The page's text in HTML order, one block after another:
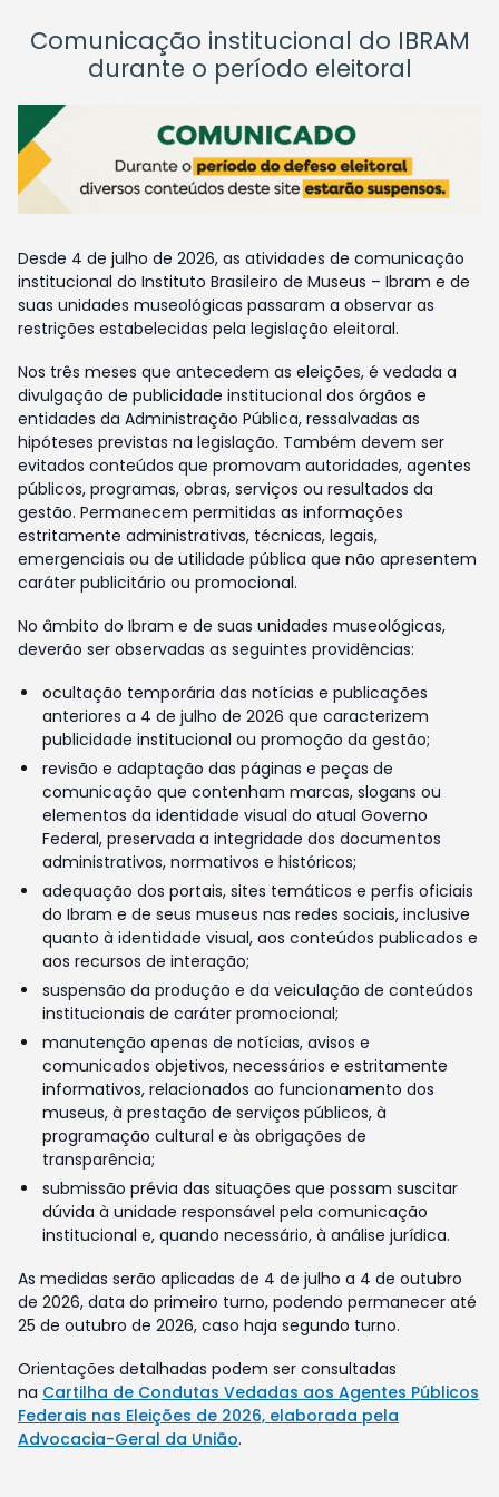
Comunicação institucional do IBRAM
durante o período eleitoral
Desde 4 de julho de 2026, as atividades de comunicação
institucional do Instituto Brasileiro de Museus – Ibram e de
suas unidades museológicas passaram a observar as
restrições estabelecidas pela legislação eleitoral.
Nos três meses que antecedem as eleições, é vedada a
divulgação de publicidade institucional dos órgãos e
entidades da Administração Pública, ressalvadas as
hipóteses previstas na legislação. Também devem ser
evitados conteúdos que promovam autoridades, agentes
públicos, programas, obras, serviços ou resultados da
gestão. Permanecem permitidas as informações
estritamente administrativas, técnicas, legais,
emergenciais ou de utilidade pública que não apresentem
caráter publicitário ou promocional.
No âmbito do Ibram e de suas unidades museológicas,
deverão ser observadas as seguintes providências:
ocultação temporária das notícias e publicações
anteriores a 4 de julho de 2026 que caracterizem
publicidade institucional ou promoção da gestão;
revisão e adaptação das páginas e peças de
comunicação que contenham marcas, slogans ou
elementos da identidade visual do atual Governo
Federal, preservada a integridade dos documentos
administrativos, normativos e históricos;
adequação dos portais, sites temáticos e perfis oficiais
do Ibram e de seus museus nas redes sociais, inclusive
quanto à identidade visual, aos conteúdos publicados e
aos recursos de interação;
suspensão da produção e da veiculação de conteúdos
institucionais de caráter promocional;
manutenção apenas de notícias, avisos e
comunicados objetivos, necessários e estritamente
informativos, relacionados ao funcionamento dos
museus, à prestação de serviços públicos, à
programação cultural e às obrigações de
transparência;
submissão prévia das situações que possam suscitar
dúvida à unidade responsável pela comunicação
institucional e, quando necessário, à análise jurídica.
As medidas serão aplicadas de 4 de julho a 4 de outubro
de 2026, data do primeiro turno, podendo permanecer até
25 de outubro de 2026, caso haja segundo turno.
Orientações detalhadas podem ser consultadas
na Cartilha de Condutas Vedadas aos Agentes Públicos
Federais nas Eleições de 2026, elaborada pela
Advocacia-Geral da União.